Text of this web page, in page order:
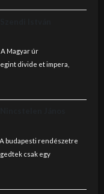
Magyar úr
divide et impera,
budapesti rendészetre
csak egy